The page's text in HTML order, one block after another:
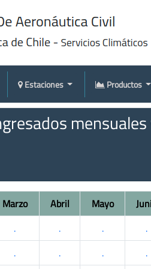
Estaciones Productos
Marzo Abril Mayo
. . . .
. . . .